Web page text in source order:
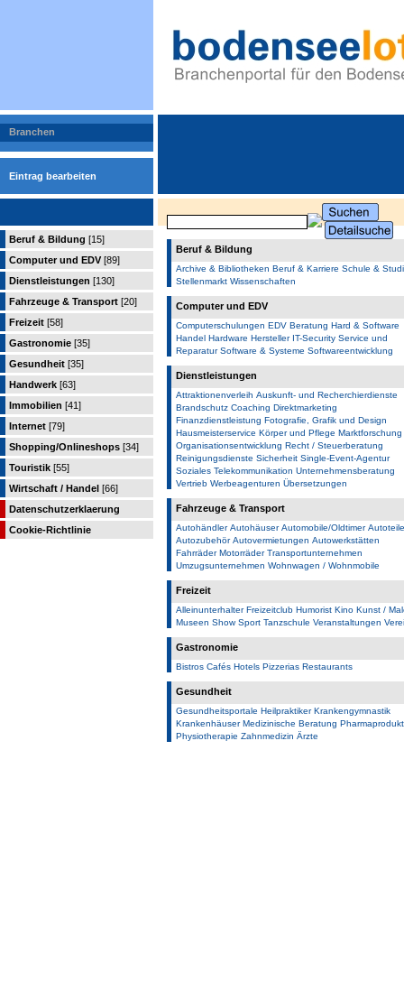
Branchen
Eintrag bearbeiten
Beruf & Bildung [15]
Computer und EDV [89]
Dienstleistungen [130]
Fahrzeuge & Transport [20]
Freizeit [58]
Gastronomie [35]
Gesundheit [35]
Handwerk [63]
Immobilien [41]
Internet [79]
Shopping/Onlineshops [34]
Touristik [55]
Wirtschaft / Handel [66]
Datenschutzerklaerung
Cookie-Richtlinie
Beruf & Bildung
Archive & Bibliotheken Beruf & Karriere Schule &
Stellenmarkt Wissenschaften
Computer und EDV
Computerschulungen EDV Beratung Hard & Software
Handel Hardware Hersteller IT-Security Service und
Reparatur Software & Systeme Softwareentwicklung
Dienstleistungen
Attraktionenverleih Auskunft- und Recherchierdienste
Brandschutz Coaching Direktmarketing
Finanzdienstleistung Fotografie, Grafik und Design
Hausmeisterservice Körper und Pflege Marktforschung
Organisationsentwicklung Recht / Steuerberatung
Reinigungsdienste Sicherheit Single-Event-Agentur
Soziales Telekommunikation Unternehmensberatung
Vertrieb Werbeagenturen Übersetzungen
Fahrzeuge & Transport
Autohändler Autohäuser Automobile/Oldtimer
Autozubehör Autovermietungen Autowerkstätten
Fahrräder Motorräder Transportunternehmen
Umzugsunternehmen Wohnwagen / Wohnmobile
Freizeit
Alleinunterhalter Freizeitclub Humorist Kino Kunst /
Museen Show Sport Tanzschule Veranstaltungen
Gastronomie
Bistros Cafés Hotels Pizzerias Restaurants
Gesundheit
Gesundheitsportale Heilpraktiker Krankengymnastik
Krankenhäuser Medizinische Beratung
Physiotherapie Zahnmedizin Ärzte